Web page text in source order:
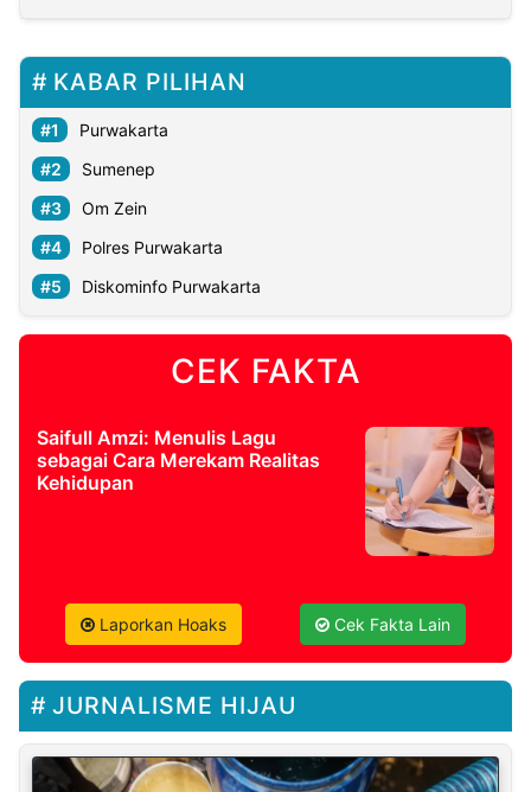
KABAR PILIHAN
Purwakarta
Sumenep
Om Zein
Polres Purwakarta
Diskominfo Purwakarta
CEK FAKTA
Saifull Amzi: Menulis Lagu
sebagai Cara Merekam Realitas
Kehidupan
Laporkan Hoaks Cek Fakta Lain
JURNALISME HIJAU